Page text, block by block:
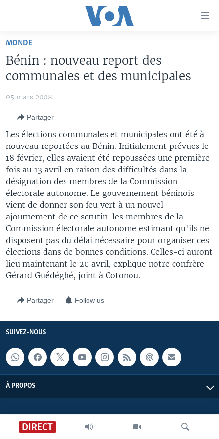
Retour
navigation
Retour
la
recherche
SPORT
WASHINGTON FORUM
CORRESPONDANT VOA
FOCUS SAHEL
REPORTAGES
VOUS + NOUS
CARNET DE SANTÉ
À VOTRE AVIS
VOTRE SANTÉ VOTRE AVENIR
LE MONDE AU FÉMININ
L'AMÉRIQUE ET VOUS
DIALOGUE DES RELIGIONS
RM SHOW
BAMBARA
FULFULDE
LINGALA
SANGO
Apprenez L'anglais
SUIVEZ-NOUS
Langues
DIRECT
MONDE
Bénin : nouveau report des
communales et des municipales
05 mars 2008
Partager
Les élections communales et municipales ont été à
nouveau reportées au Bénin. Initialement prévues le
18 février, elles avaient été repoussées une première
fois au 13 avril en raison des difficultés dans la
désignation des membres de la Commission
électorale autonome. Le gouvernement béninois
vient de donner son feu vert à un nouvel
ajournement de ce scrutin, les membres de la
Commission électorale autonome estimant qu'ils ne
disposent pas du délai nécessaire pour organiser ces
élections dans de bonnes conditions. Celles-ci auront
lieu maintenant le 20 avril, explique notre confrère
Gérard Guédégbé, joint à Cotonou.
Partager Follow us
SUIVEZ-NOUS
À PROPOS